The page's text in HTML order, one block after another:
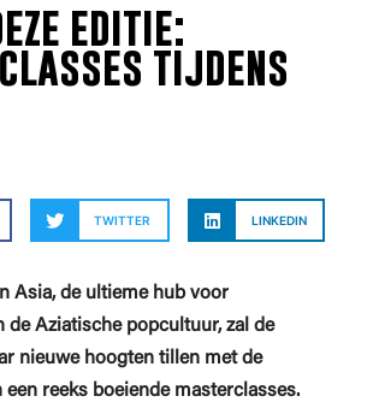
editie:
tijdens
TWITTER LINKEDIN
Asia, de ultieme hub voor
de Aziatische popcultuur, zal de
nieuwe hoogten tillen met de
reeks boeiende masterclasses.